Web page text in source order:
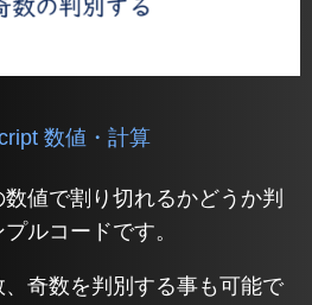
数値・計算
値で割り切れるかどうか判
ルコードです。
奇数を判別する事も可能で